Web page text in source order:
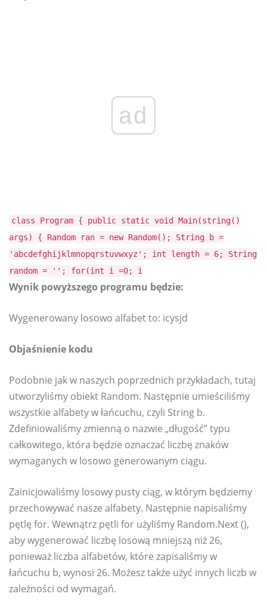
ad
class Program { public static void Main(string()
args) { Random ran = new Random(); String b =
'abcdefghijklmnopqrstuvwxyz'; int length = 6; String
random = ''; for(int i =0; i
Wynik powyższego programu będzie:
Wygenerowany losowo alfabet to: icysjd
Objaśnienie kodu
Podobnie jak w naszych poprzednich przykładach, tutaj
utworzyliśmy obiekt Random. Następnie umieściliśmy
wszystkie alfabety w łańcuchu, czyli String b.
Zdefiniowaliśmy zmienną o nazwie „długość” typu
całkowitego, która będzie oznaczać liczbę znaków
wymaganych w losowo generowanym ciągu.
Zainicjowaliśmy losowy pusty ciąg, w którym będziemy
przechowywać nasze alfabety. Następnie napisaliśmy
pętlę for. Wewnątrz pętli for użyliśmy Random.Next (),
aby wygenerować liczbę losową mniejszą niż 26,
ponieważ liczba alfabetów, które zapisaliśmy w
łańcuchu b, wynosi 26. Możesz także użyć innych liczb w
zależności od wymagań.